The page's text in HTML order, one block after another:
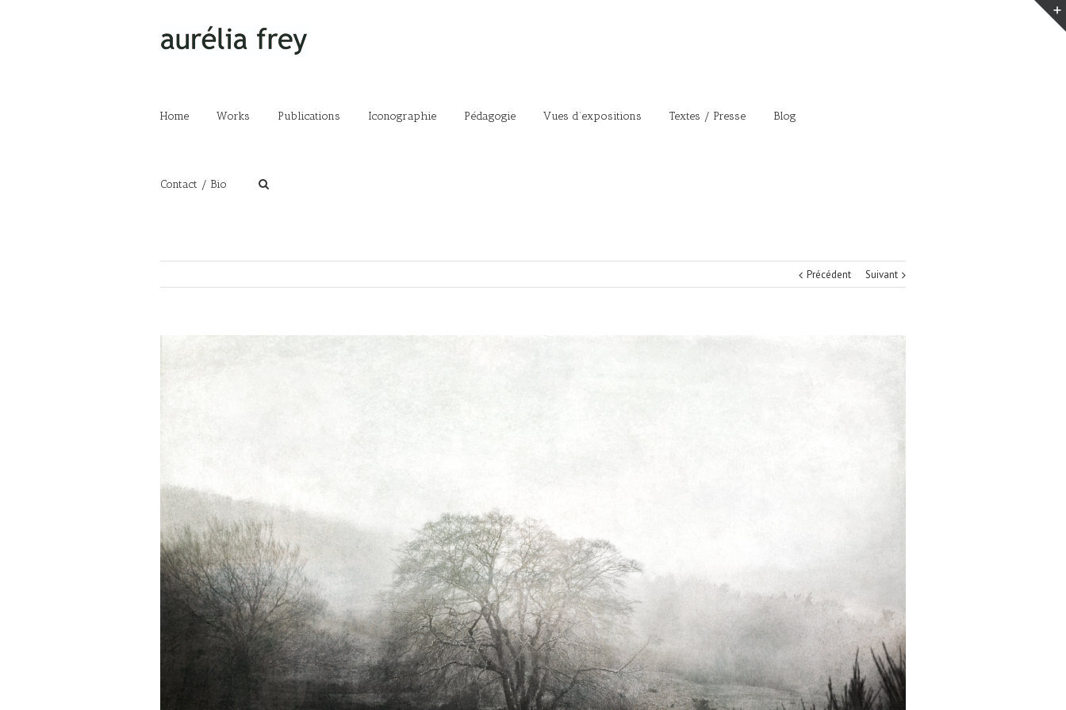
Home Works Publications Iconographie Pédagogie Vues d’expositions Textes / Presse Blog
Contact / Bio
Précédent Suivant